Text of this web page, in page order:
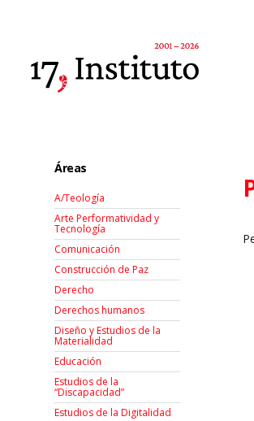
Áreas
A/Teología
Arte Performatividad y
Tecnología
Comunicación
Construcción de Paz
Derecho
Derechos humanos
Diseño y Estudios de la
Materialidad
Educación
Estudios de la
“Discapacidad”
Estudios de la Digitalidad